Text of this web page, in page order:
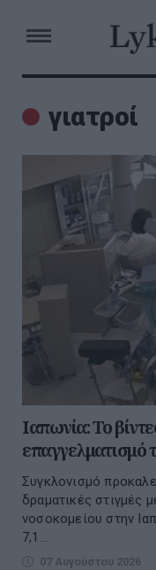
γιατροί
Ιαπωνία: Το
επαγγελματισμό
Συγκλονισμό
δραματικές στιγμές
νοσοκομείου στην
7,1...
07 Αυγούστου 2026